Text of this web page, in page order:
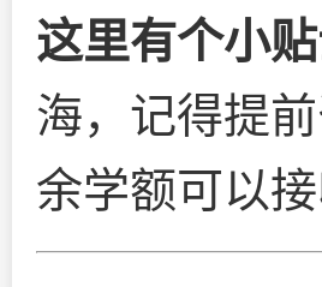
这里有个小
海，记得提
余学额可以